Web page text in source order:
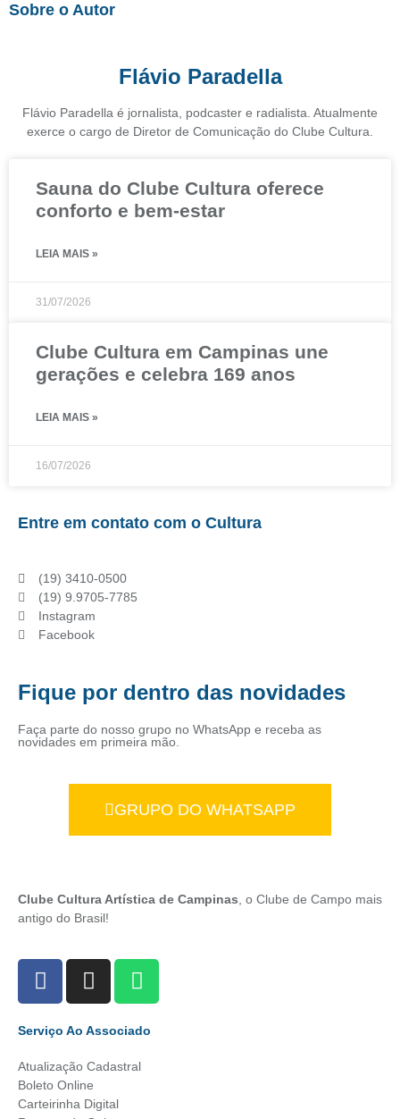
Sobre o Autor
Flávio Paradella
Flávio Paradella é jornalista, podcaster e radialista. Atualmente
exerce o cargo de Diretor de Comunicação do Clube Cultura.
Sauna do Clube Cultura oferece
conforto e bem-estar
LEIA MAIS »
31/07/2026
Clube Cultura em Campinas une
gerações e celebra 169 anos
LEIA MAIS »
16/07/2026
Entre em contato com o Cultura
(19) 3410-0500
(19) 9.9705-7785
Instagram
Facebook
Fique por dentro das novidades
Faça parte do nosso grupo no WhatsApp e receba as
novidades em primeira mão.
GRUPO DO WHATSAPP
Clube Cultura Artística de Campinas, o Clube de Campo mais
antigo do Brasil!
Serviço Ao Associado
Atualização Cadastral
Boleto Online
Carteirinha Digital